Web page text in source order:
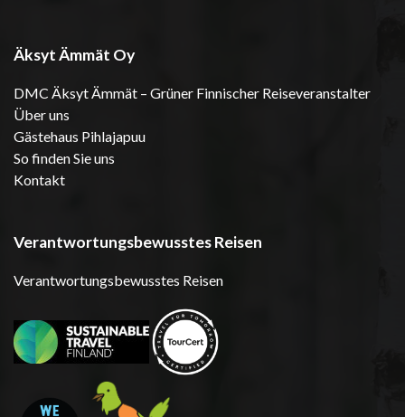
Äksyt Ämmät Oy
DMC Äksyt Ämmät – Grüner Finnischer Reiseveranstalter
Über uns
Gästehaus Pihlajapuu
So finden Sie uns
Kontakt
Verantwortungsbewusstes Reisen
Verantwortungsbewusstes Reisen